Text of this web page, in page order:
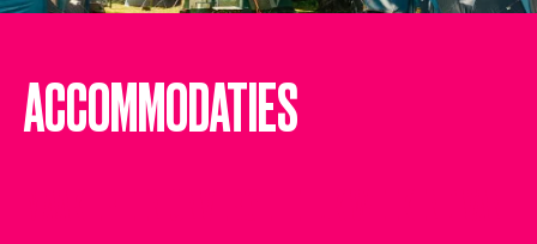
VERVOER
ACCOMMODATIES